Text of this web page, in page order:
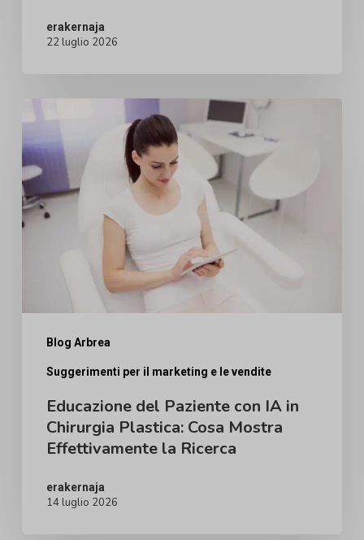
pazienteerakernaja
22 luglio 2026
Blog Arbrea
Suggerimenti per il marketing e le vendite
del
Paziente
con
IA
Cosa
Mostra
Effettivamente
Ricerca
Educazione del Paziente con IA in
Chirurgia Plastica: Cosa Mostra
Effettivamente la Ricerca
erakernaja
14 luglio 2026